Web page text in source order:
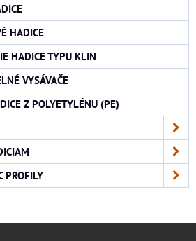
HADICE
HADICE TYPU KLIN
VYSÁVAČE
Z POLYETYLÉNU (PE)
PROFILY